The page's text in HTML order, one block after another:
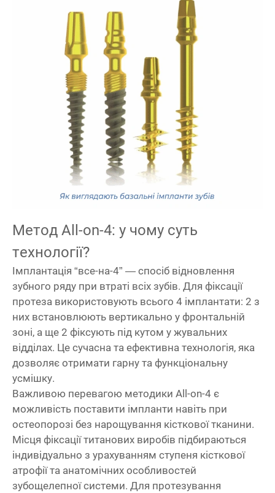
Метод All-on-4: у чому суть
технології?
Імплантація “все-на-4” — спосіб відновлення
зубного ряду при втраті всіх зубів. Для фіксації
протеза використовують всього 4 імплантати: 2 з
них встановлюють вертикально у фронтальній
зоні, а ще 2 фіксують під кутом у жувальних
відділах. Це сучасна та ефективна технологія, яка
дозволяє отримати гарну та функціональну
усмішку.
Важливою перевагою методики All-on-4 є
можливість поставити імпланти навіть при
остеопорозі без нарощування кісткової тканини.
Місця фіксації титанових виробів підбираються
індивідуально з урахуванням ступеня кісткової
атрофії та анатомічних особливостей
зубощелепної системи. Для протезування